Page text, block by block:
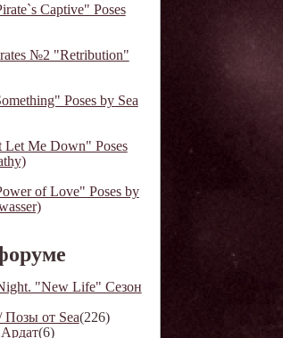
Captive" Poses
№2 "Retribution"
Poses by Sea
Let Me Down" Poses
of Love" Poses by
"New Life" Сезон
Позы от Sea(226)
(6)